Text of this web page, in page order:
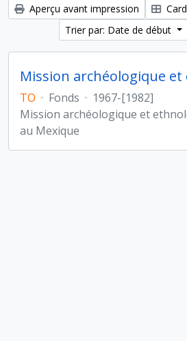
Aperçu avant impression
Trier par: Date de début
TO · Fonds · 1967-[1982]
Mission archéologique et
au Mexique